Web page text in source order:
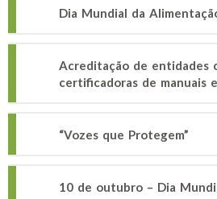
Dia Mundial da
Acreditação de entidades
certificadoras de manuais
“Vozes que Protegem”
10 de outubro – Dia